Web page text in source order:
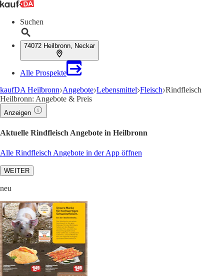
Suchen
74072 Heilbronn, Neckar
Alle Prospekte
kaufDA Heilbronn Angebote Lebensmittel Fleisch Rindfleisch
Heilbronn: Angebote & Preis
Anzeigen
Aktuelle Rindfleisch Angebote in Heilbronn
Alle Rindfleisch Angebote in der App öffnen
WEITER
neu